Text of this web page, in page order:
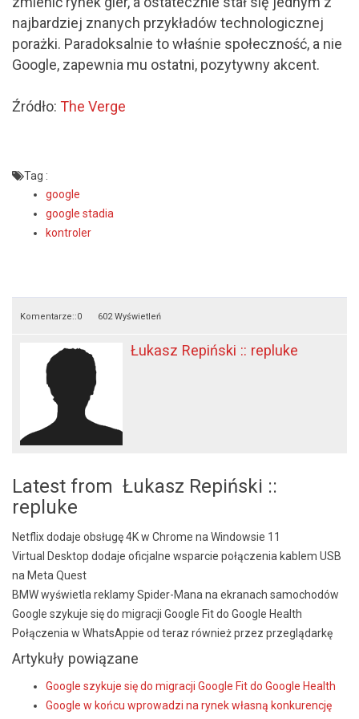
najbardziej znanych przykładów technologicznej
porażki. Paradoksalnie to właśnie społeczność, a nie
Google, zapewnia mu ostatni, pozytywny akcent.
Źródło: The Verge
Tag :
google
google stadia
kontroler
Komentarze::0 602 Wyświetleń
Łukasz Repiński :: repluke
Latest from Łukasz Repiński ::
repluke
Netflix dodaje obsługę 4K w Chrome na Windowsie 11
Virtual Desktop dodaje oficjalne wsparcie połączenia kablem USB
na Meta Quest
BMW wyświetla reklamy Spider-Mana na ekranach samochodów
Google szykuje się do migracji Google Fit do Google Health
Połączenia w WhatsAppie od teraz również przez przeglądarkę
Artykuły powiązane
Google szykuje się do migracji Google Fit do Google Health
Google w końcu wprowadzi na rynek własną konkurencję